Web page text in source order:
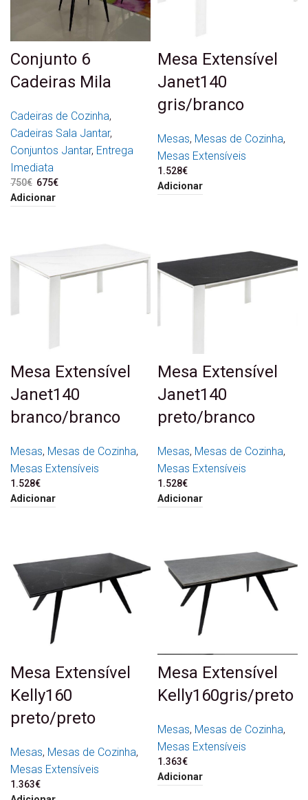
Conjunto 6
Cadeiras Mila
Cadeiras de Cozinha,
Cadeiras Sala Jantar,
Conjuntos Jantar, Entrega
Imediata
750€ O preço original era:
750€.
675€
Adicionar
Mesa Extensível
Janet140
gris/branco
Mesas, Mesas de Cozinha,
Mesas Extensíveis
1.528€
Adicionar
Mesa Extensível
Janet140
branco/branco
Mesas, Mesas de Cozinha,
Mesas Extensíveis
1.528€
Adicionar
Mesa Extensível
Janet140
preto/branco
Mesas, Mesas de Cozinha,
Mesas Extensíveis
1.528€
Adicionar
Mesa Extensível
Kelly160
preto/preto
Mesas, Mesas de Cozinha,
Mesas Extensíveis
1.363€
Mesa Extensível
Kelly160gris/preto
Mesas, Mesas de Cozinha,
Mesas Extensíveis
1.363€
Adicionar